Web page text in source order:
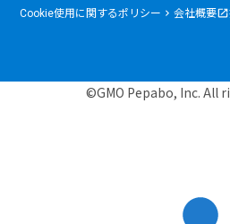
Cookie使用に関するポリシー
会社概要
©GMO Pepabo, Inc. All